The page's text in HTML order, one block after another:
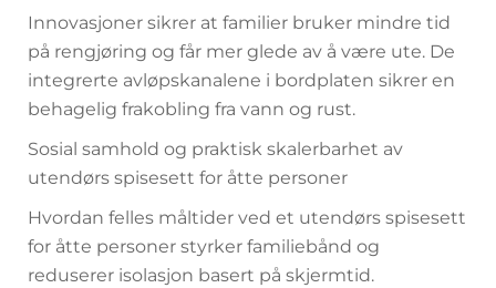
Innovasjoner sikrer at familier bruker mindre tid
på rengjøring og får mer glede av å være ute. De
integrerte avløpskanalene i bordplaten sikrer en
behagelig frakobling fra vann og rust.
Sosial samhold og praktisk skalerbarhet av
utendørs spisesett for åtte personer
Hvordan felles måltider ved et utendørs spisesett
for åtte personer styrker familiebånd og
reduserer isolasjon basert på skjermtid.